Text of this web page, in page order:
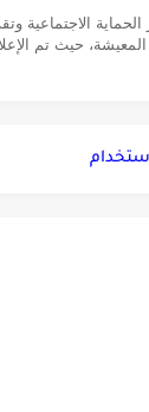
الاجتماعية
المعيشة، حيث تم